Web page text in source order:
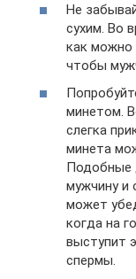
Не
сухим. Во
как можно
чтобы
минетом.
слегка
минета
Подобные
мужчину и
может
когда на
выступит
спермы.